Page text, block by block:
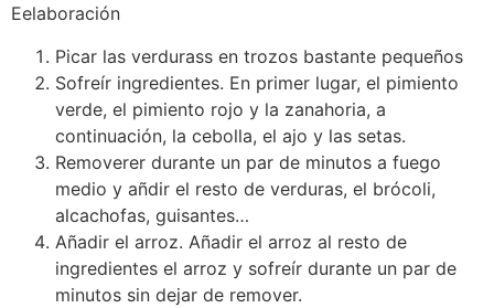
Eelaboración
Picar las verdurass en trozos bastante pequeños
Sofreír ingredientes. En primer lugar, el pimiento
verde, el pimiento rojo y la zanahoria, a
continuación, la cebolla, el ajo y las setas.
Removerer durante un par de minutos a fuego
medio y añdir el resto de verduras, el brócoli,
alcachofas, guisantes…
Añadir el arroz. Añadir el arroz al resto de
ingredientes el arroz y sofreír durante un par de
minutos sin dejar de remover.